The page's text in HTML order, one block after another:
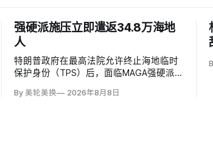
强硬派施压立即遣返34.8万海地
人
特朗普政府在最高法院允许终止海地临时
保护身份（TPS）后，面临MAGA强硬派
压力。国土安全部把执法重点放在俄亥俄
By 美轮美换 2026年8月8日